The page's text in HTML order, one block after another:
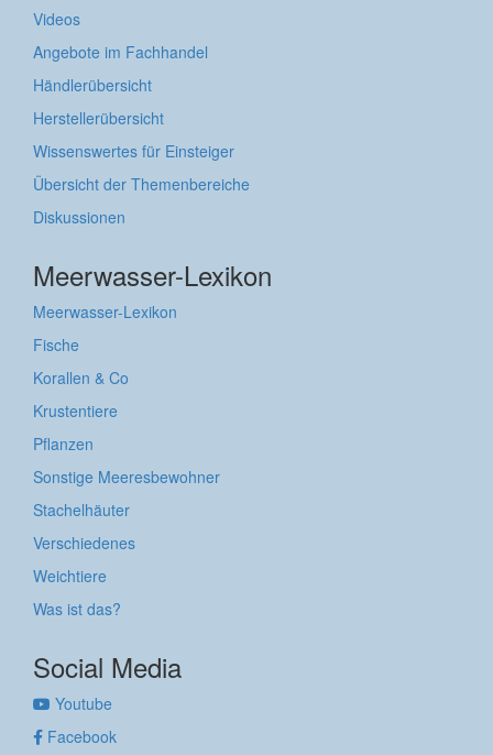
Videos
Angebote im Fachhandel
Händlerübersicht
Herstellerübersicht
Wissenswertes für Einsteiger
Übersicht der Themenbereiche
Diskussionen
Meerwasser-Lexikon
Meerwasser-Lexikon
Fische
Korallen & Co
Krustentiere
Pflanzen
Sonstige Meeresbewohner
Stachelhäuter
Verschiedenes
Weichtiere
Was ist das?
Social Media
Youtube
Facebook